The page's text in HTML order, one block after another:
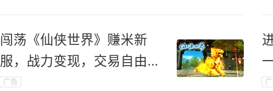
闯荡《仙侠世界》赚米新
服，战力变现，交易自由，
赚钱不愁！
广告